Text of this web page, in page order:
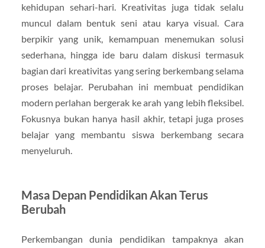
kehidupan sehari-hari. Kreativitas juga tidak selalu
muncul dalam bentuk seni atau karya visual. Cara
berpikir yang unik, kemampuan menemukan solusi
sederhana, hingga ide baru dalam diskusi termasuk
bagian dari kreativitas yang sering berkembang selama
proses belajar. Perubahan ini membuat pendidikan
modern perlahan bergerak ke arah yang lebih fleksibel.
Fokusnya bukan hanya hasil akhir, tetapi juga proses
belajar yang membantu siswa berkembang secara
menyeluruh.
Masa Depan Pendidikan Akan Terus
Berubah
Perkembangan dunia pendidikan tampaknya akan